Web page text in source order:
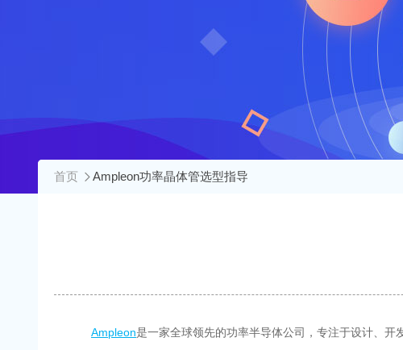
首页 Ampleon功率晶体管选型指导
Ampleon是一家全球领先的功率半导体公司，专注于设计、开